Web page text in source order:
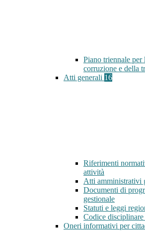
Piano triennale per
corruzione e della
Atti generali 16
Riferimenti
attività
Atti amministrativi
Documenti di
gestionale
Statuti e leggi
Codice
Oneri informativi per